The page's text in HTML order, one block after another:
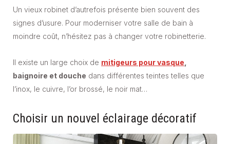
Un vieux robinet d’autrefois présente bien souvent des
signes d’usure. Pour moderniser votre salle de bain à
moindre coût, n’hésitez pas à changer votre robinetterie.
Il existe un large choix de mitigeurs pour vasque
baignoire et douche dans différentes teintes telles que
l’inox, le cuivre, l’or brossé, le noir mat…
Choisir un nouvel éclairage décoratif